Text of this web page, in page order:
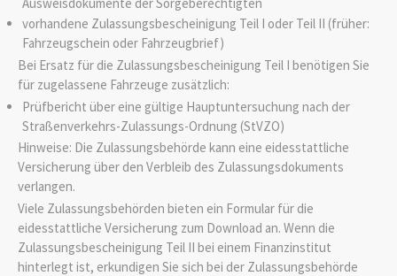
vorhandene Zulassungsbescheinigung Teil I oder Teil II (früher:
Fahrzeugschein oder Fahrzeugbrief)
Bei Ersatz für die Zulassungsbescheinigung Teil I benötigen Sie
für zugelassene Fahrzeuge zusätzlich:
Prüfbericht über eine gültige Hauptuntersuchung nach der
Straßenverkehrs-Zulassungs-Ordnung (StVZO)
Hinweise: Die Zulassungsbehörde kann eine eidesstattliche
Versicherung über den Verbleib des Zulassungsdokuments
verlangen.
Viele Zulassungsbehörden bieten ein Formular für die
eidesstattliche Versicherung zum Download an. Wenn die
Zulassungsbescheinigung Teil II bei einem Finanzinstitut
hinterlegt ist, erkundigen Sie sich bei der Zulassungsbehörde